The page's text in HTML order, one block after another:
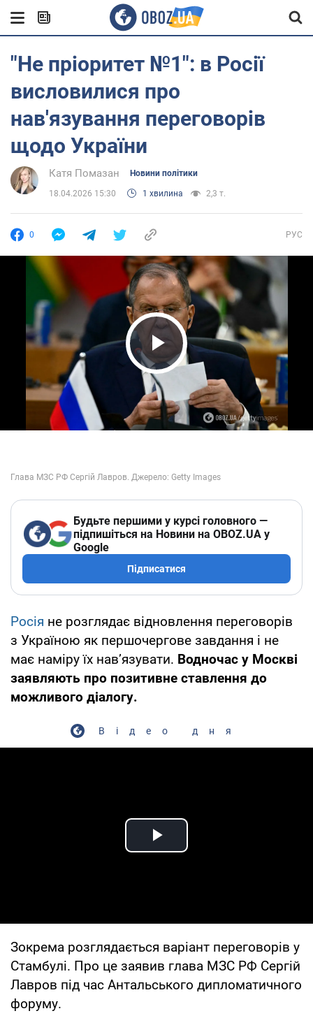
"Не пріоритет №1": в Росії
висловилися про
нав'язування переговорів
щодо України
Катя Помазан Новини політики
18.04.2026 15:30 1 хвилина 2,3 т.
0 РУС
Play Video
Будьте першими у курсі головного —
підпишіться на Новини на OBOZ.UA у
Google
Підписатися
Росія не розглядає відновлення переговорів
з Україною як першочергове завдання і не
має наміру їх нав’язувати. Водночас у Москві
заявляють про позитивне ставлення до
можливого діалогу.
Відео дня
Play Video
Зокрема розглядається варіант переговорів у
Стамбулі. Про це заявив глава МЗС РФ Сергій
Лавров під час Антальського дипломатичного
форуму.